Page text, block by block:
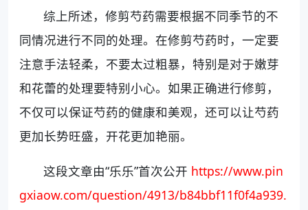
综上所述，修剪芍药需要根据不同季节的不
同情况进行不同的处理。在修剪芍药时，一定要
注意手法轻柔，不要太过粗暴，特别是对于嫩芽
和花蕾的处理要特别小心。如果正确进行修剪，
不仅可以保证芍药的健康和美观，还可以让芍药
更加长势旺盛，开花更加艳丽。
这段文章由“乐乐”首次公开 https://www.pin
gxiaow.com/question/4913/b84bbf11f0f4a939.